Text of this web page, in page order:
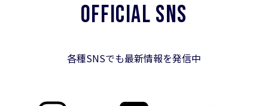
OFFICIAL SNS
各種SNSでも最新情報を発信中